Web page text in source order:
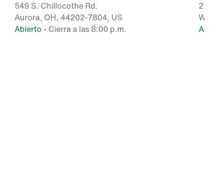
549 S. Chillocothe Rd.
Aurora, OH, 44202-7804, US
Abierto • Cierra a las 8:00 p.m.